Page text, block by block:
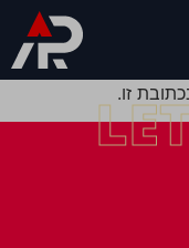
זו.